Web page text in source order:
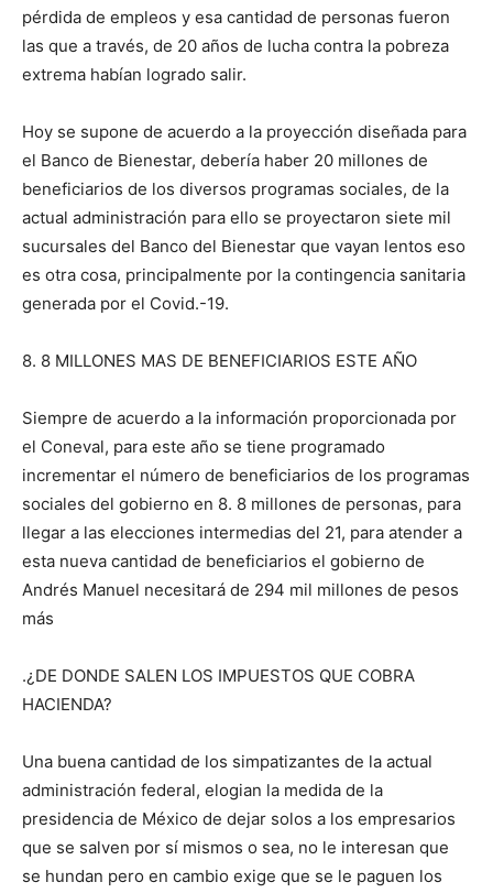
pérdida de empleos y esa cantidad de personas fueron
las que a través, de 20 años de lucha contra la pobreza
extrema habían logrado salir.
Hoy se supone de acuerdo a la proyección diseñada para
el Banco de Bienestar, debería haber 20 millones de
beneficiarios de los diversos programas sociales, de la
actual administración para ello se proyectaron siete mil
sucursales del Banco del Bienestar que vayan lentos eso
es otra cosa, principalmente por la contingencia sanitaria
generada por el Covid.-19.
8. 8 MILLONES MAS DE BENEFICIARIOS ESTE AÑO
Siempre de acuerdo a la información proporcionada por
el Coneval, para este año se tiene programado
incrementar el número de beneficiarios de los programas
sociales del gobierno en 8. 8 millones de personas, para
llegar a las elecciones intermedias del 21, para atender a
esta nueva cantidad de beneficiarios el gobierno de
Andrés Manuel necesitará de 294 mil millones de pesos
más
.¿DE DONDE SALEN LOS IMPUESTOS QUE COBRA
HACIENDA?
Una buena cantidad de los simpatizantes de la actual
administración federal, elogian la medida de la
presidencia de México de dejar solos a los empresarios
que se salven por sí mismos o sea, no le interesan que
se hundan pero en cambio exige que se le paguen los